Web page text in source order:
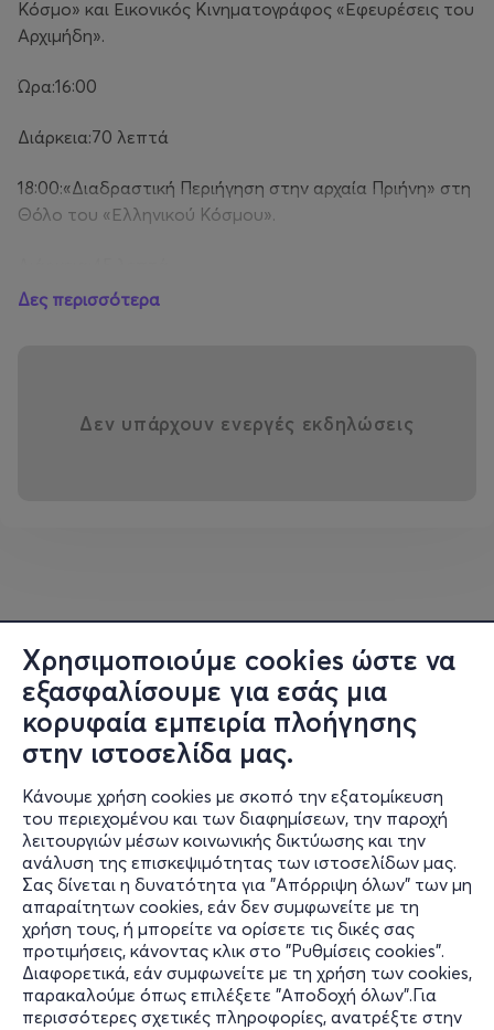
Χρησιμοποιούμε cookies ώστε να
εξασφαλίσουμε για εσάς μια
κορυφαία εμπειρία πλοήγησης
στην ιστοσελίδα μας.
Κάνουμε χρήση cookies με σκοπό την εξατομίκευση
του περιεχομένου και των διαφημίσεων, την παροχή
λειτουργιών μέσων κοινωνικής δικτύωσης και την
ανάλυση της επισκεψιμότητας των ιστοσελίδων μας.
Σας δίνεται η δυνατότητα για "Απόρριψη όλων" των μη
απαραίτητων cookies, εάν δεν συμφωνείτε με τη
χρήση τους, ή μπορείτε να ορίσετε τις δικές σας
προτιμήσεις, κάνοντας κλικ στο "Ρυθμίσεις cookies".
Διαφορετικά, εάν συμφωνείτε με τη χρήση των cookies,
παρακαλούμε όπως επιλέξετε "Αποδοχή όλων".Για
περισσότερες σχετικές πληροφορίες, ανατρέξτε στην
Κόσμο» και Εικονικός Κινηματογράφος «Εφευρέσεις του
Αρχιμήδη».
Ώρα:16:00
Διάρκεια:70 λεπτά
18:00:«Διαδραστική Περιήγηση στην αρχαία Πριήνη» στη
Θόλο του «Ελληνικού Κόσμου».
Ξενάγηση ενηλίκων στην έκθεση «Υπάρχει σε όλα λύση;
Διάρκεια:70 λεπτά
14:00: «Διαδραστική Περιήγηση στην αρχαία Μίλητο»
στη Θόλο του «Ελληνικού Κόσμου».
Δες περισσότερα
Δεν υπάρχουν ενεργές εκδηλώσεις
Πληροφορίες
Υποστήριξη
Stay Connected